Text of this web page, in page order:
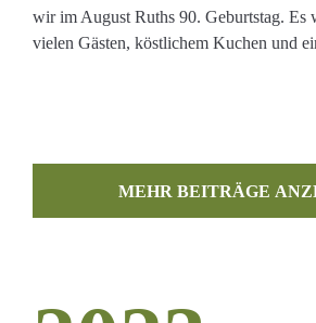
wir im August Ruths 90. Geburtstag. Es
vielen Gästen, köstlichem Kuchen und